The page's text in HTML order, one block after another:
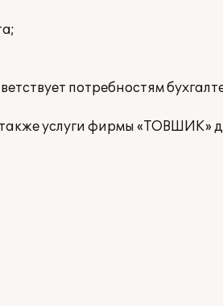
потребностям
услуги фирмы «ТОВШИК»